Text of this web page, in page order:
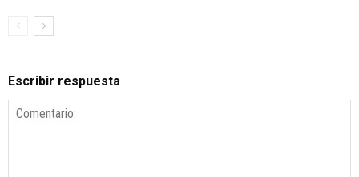
Escribir respuesta